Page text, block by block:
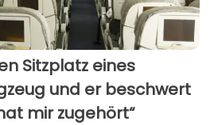
Sitzplatz eines
und er beschwert
mir zugehört“